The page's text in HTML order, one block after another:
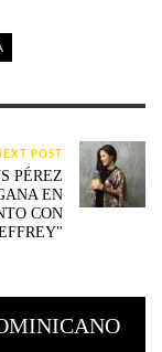
POST
PÉREZ
EN
CON